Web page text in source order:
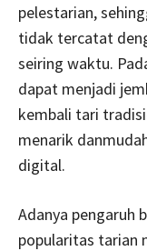
pelestarian,
tidak tercatat
seiring waktu.
dapat menjadi
kembali tari
menarik
digital.
Adanya pengaruh
popularitas tarian